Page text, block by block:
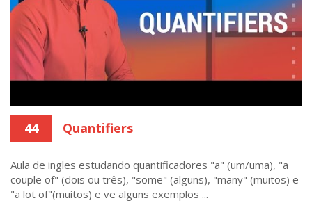
44 Quantifiers
Aula de ingles estudando quantificadores "a" (um/uma), "a
couple of" (dois ou três), "some" (alguns), "many" (muitos) e
"a lot of"(muitos) e ve alguns exemplos ...